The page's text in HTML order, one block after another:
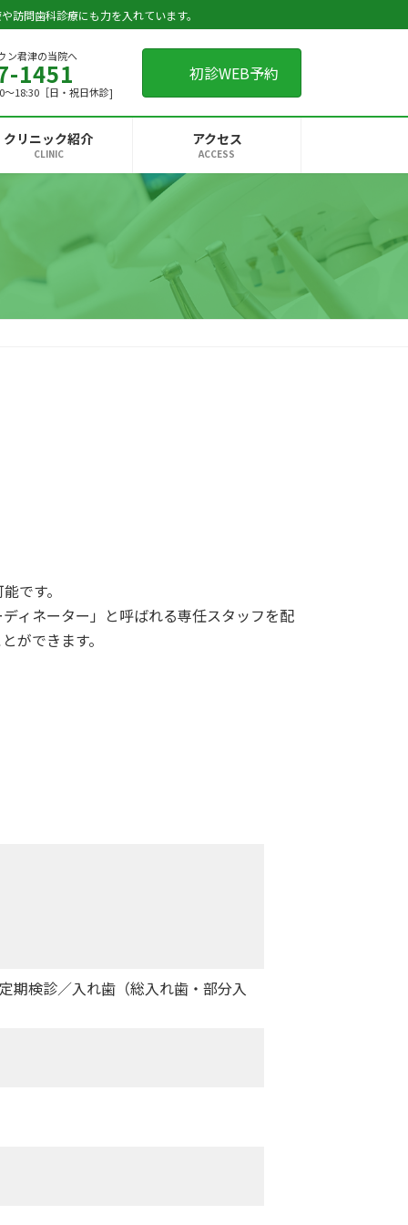
問歯科診療にも力を入れています。
ン君津の当院へ
1451
～18:30［日・祝日休診]
初診WEB予約
クリニック紹介
CLINIC
アクセス
ACCESS
です。
ィネーター」と呼ばれる専任スタッフを配
ができます。
期検診／入れ歯（総入れ歯・部分入